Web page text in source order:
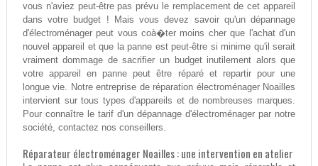
vous n'aviez peut-être pas prévu le remplacement de cet appareil
dans votre budget ! Mais vous devez savoir qu'un dépannage
d'électroménager peut vous coà�ter moins cher que l'achat d'un
nouvel appareil et que la panne est peut-être si minime qu'il serait
vraiment dommage de sacrifier un budget inutilement alors que
votre appareil en panne peut être réparé et repartir pour une
longue vie. Notre entreprise de réparation électroménager Noailles
intervient sur tous types d'appareils et de nombreuses marques.
Pour connaître le tarif d'un dépannage d'électroménager par notre
société, contactez nos conseillers.
Réparateur électroménager Noailles : une intervention en atelier